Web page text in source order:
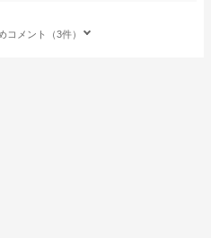
コメント（3件）